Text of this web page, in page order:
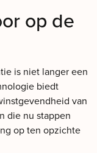
op de
is niet langer een
biedt
van
die nu stappen
op ten opzichte